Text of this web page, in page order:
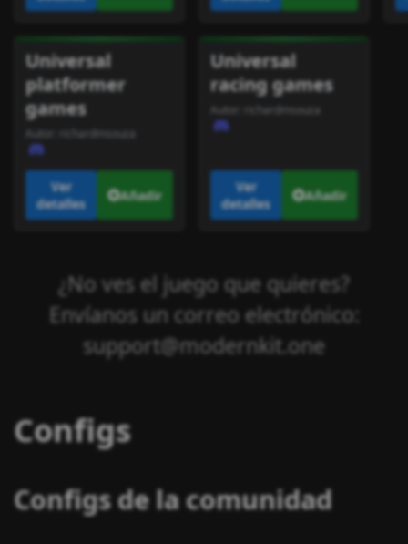
Universal
platformer
games
Autor: richardmsouza
Ver
detalles
Añadir
Universal
racing games
Autor: richardmsouza
Ver
detalles
Añadir
¿No ves el juego que quieres?
Envíanos un correo electrónico:
support@modernkit.one
Configs
Configs de la comunidad